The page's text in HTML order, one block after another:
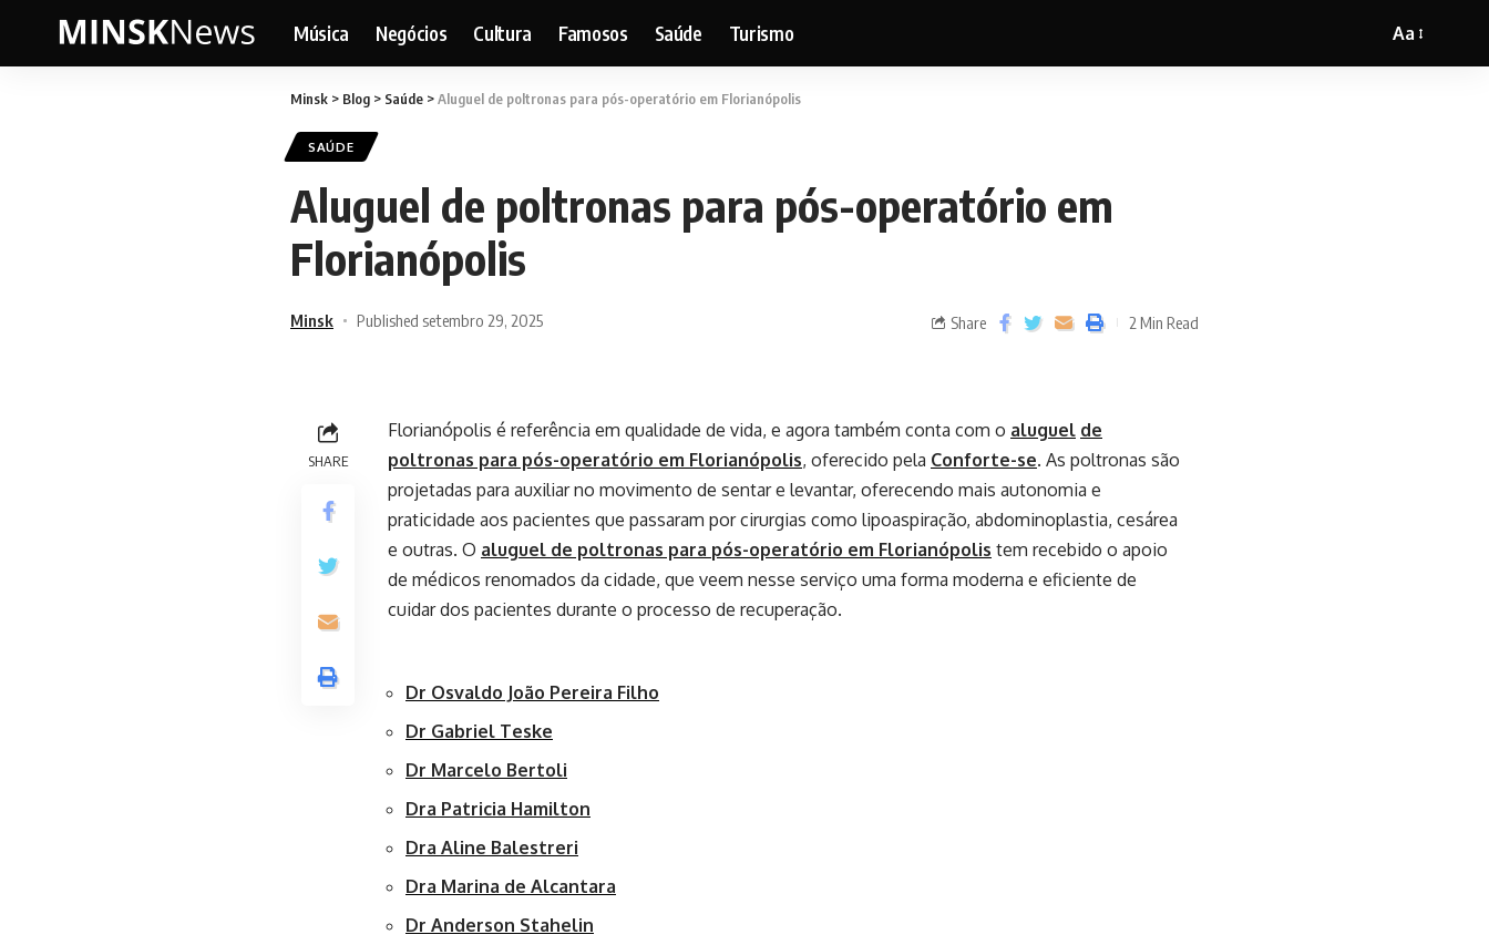
Música Negócios Cultura Famosos Saúde Turismo Aa
Minsk > Blog > Saúde >Aluguel de poltronas para pós-operatório em Florianópolis
SAÚDE
Aluguel de poltronas para pós-operatório em
Florianópolis
Minsk Published setembro 29, 2025 Share 2 Min Read
SHARE
Florianópolis é referência em qualidade de vida, e agora também conta com o aluguel de
poltronas para pós-operatório em Florianópolis, oferecido pela Conforte-se. As poltronas são
projetadas para auxiliar no movimento de sentar e levantar, oferecendo mais autonomia e
praticidade aos pacientes que passaram por cirurgias como lipoaspiração, abdominoplastia, cesárea
e outras. O aluguel de poltronas para pós-operatório em Florianópolis tem recebido o apoio
de médicos renomados da cidade, que veem nesse serviço uma forma moderna e eficiente de
cuidar dos pacientes durante o processo de recuperação.
Dr Osvaldo João Pereira Filho
Dr Gabriel Teske
Dr Marcelo Bertoli
Dra Patricia Hamilton
Dra Aline Balestreri
Dra Marina de Alcantara
Dr Anderson Stahelin